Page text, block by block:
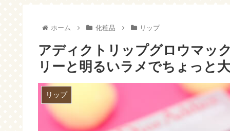
ホーム 化粧品 リップ
アディクトリップグロウマッ
リーと明るいラメでちょっと
リップ